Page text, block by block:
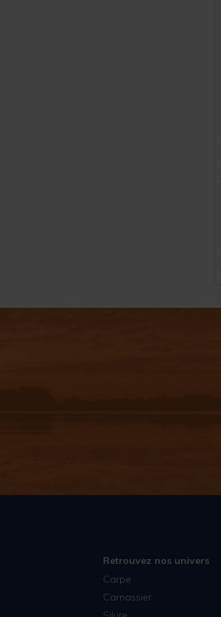
Retrouvez nos univers
Carpe
Carnassier